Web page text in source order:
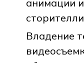
анимации
Владение